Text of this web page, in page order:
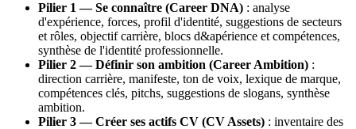
Pilier 1 — Se connaître (Career DNA) : analyse
d'expérience, forces, profil d'identité, suggestions de secteurs
et rôles, objectif carrière, blocs d&apérience et compétences,
synthèse de l'identité professionnelle.
Pilier 2 — Définir son ambition (Career Ambition) :
direction carrière, manifeste, ton de voix, lexique de marque,
compétences clés, pitchs, suggestions de slogans, synthèse
ambition.
Pilier 3 — Créer ses actifs CV (CV Assets) : inventaire des